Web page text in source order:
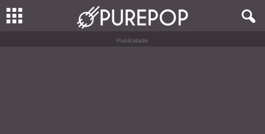
Publicidade